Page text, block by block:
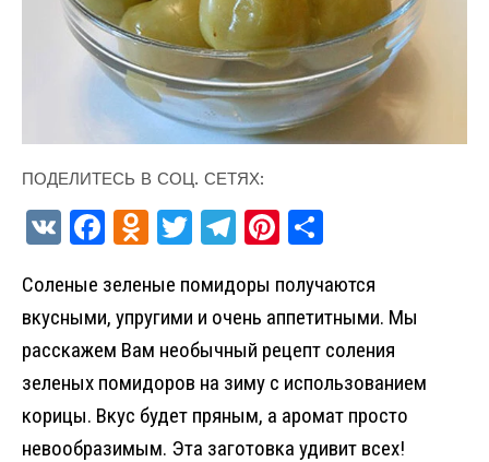
ПОДЕЛИТЕСЬ В СОЦ. СЕТЯХ:
V
F
ce
b
o
o
k
O
n
o
kl
a
ss
T
it
te
r
T
e
gr
a
m
Pi
er
es
t
п
р
а
в
и
Соленые зеленые помидоры получаются
вкусными, упругими и очень аппетитными. Мы
расскажем Вам необычный рецепт соления
зеленых помидоров на зиму с использованием
корицы. Вкус будет пряным, а аромат просто
невообразимым. Эта заготовка удивит всех!